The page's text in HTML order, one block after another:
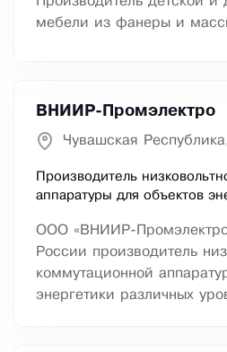
мебели из фанеры и
ВНИИР-Промэлектро
Чувашская
Производитель
аппаратуры для объектов
ООО «ВНИИР-
России производитель
коммутационной
энергетики различных